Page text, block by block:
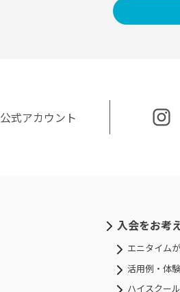
公式アカウント
入会をお考
エニタイム
活用例・体
ハイスクー